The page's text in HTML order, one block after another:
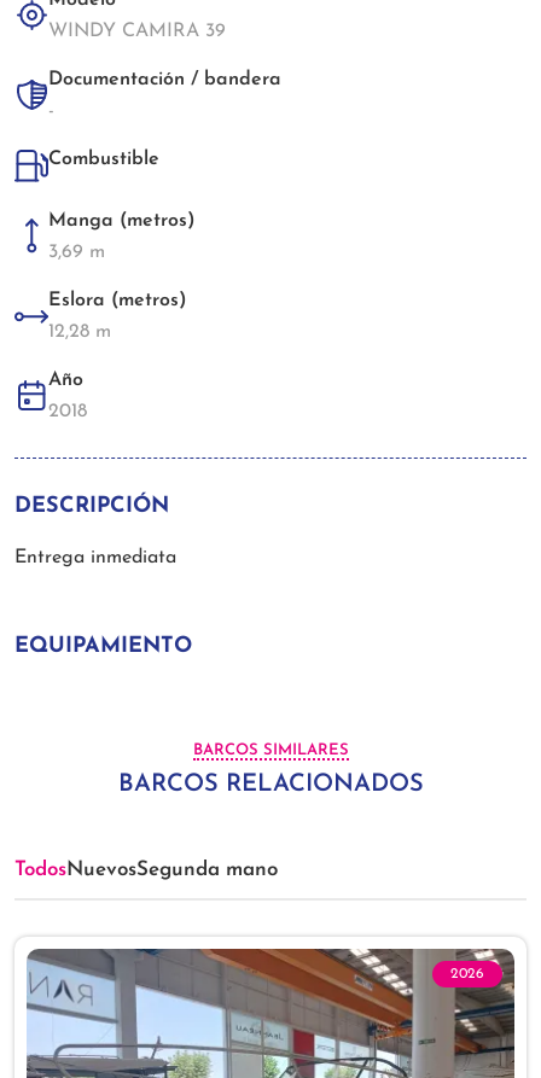
WINDY CAMIRA 39
Documentación / bandera
-
Combustible
Manga (metros)
3,69 m
Eslora (metros)
12,28 m
Año
2018
DESCRIPCIÓN
Entrega inmediata
EQUIPAMIENTO
BARCOS SIMILARES
BARCOS RELACIONADOS
TodosNuevosSegunda mano
2026